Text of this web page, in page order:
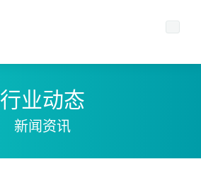
行业动态
新闻资讯